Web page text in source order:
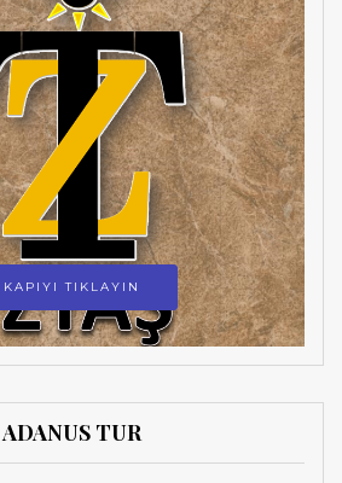
KAPIYI TIKLAYIN
ADANUS TUR